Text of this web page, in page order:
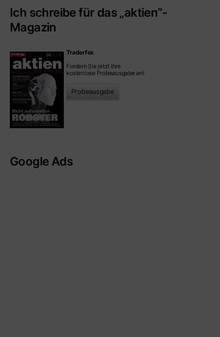
Ich schreibe für das „aktien”-
Magazin
Traderfox
Fordern Sie jetzt Ihre
kostenlose Probeausgabe an!
Probeausgabe
Google Ads